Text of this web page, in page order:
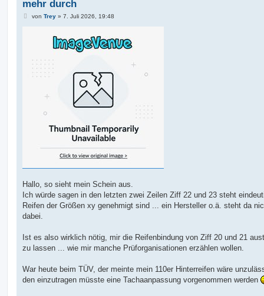
mehr durch
Bvon Trey» 7. Juli 2026, 19:48
Hallo, so sieht mein Schein aus.
Ich würde sagen in den letzten zwei Zeilen Ziff 22 und 23 steht
Reifen der Größen xy genehmigt sind ... ein Hersteller o.ä. steht da
dabei.
Ist es also wirklich nötig, mir die Reifenbindung von Ziff 20 und 21
zu lassen ... wie mir manche Prüforganisationen erzählen wollen.
War heute beim TÜV, der meinte mein 110er Hinterreifen wäre
den einzutragen müsste eine Tachaanpassung vorgenommen werden